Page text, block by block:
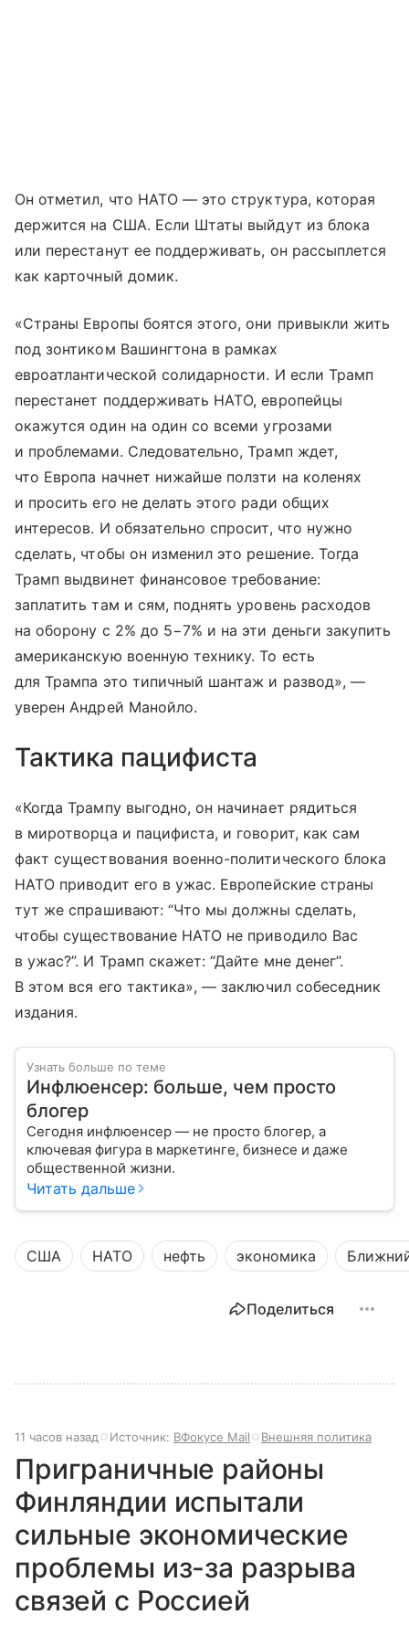
Он отметил, что НАТО — это структура, которая
держится на США. Если Штаты выйдут из блока
или перестанут ее поддерживать, он рассыплется
как карточный домик.
«Страны Европы боятся этого, они привыкли жить
под зонтиком Вашингтона в рамках
евроатлантической солидарности. И если Трамп
перестанет поддерживать НАТО, европейцы
окажутся один на один со всеми угрозами
и проблемами. Следовательно, Трамп ждет,
что Европа начнет нижайше ползти на коленях
и просить его не делать этого ради общих
интересов. И обязательно спросит, что нужно
сделать, чтобы он изменил это решение. Тогда
Трамп выдвинет финансовое требование:
заплатить там и сям, поднять уровень расходов
на оборону с 2% до 5−7% и на эти деньги закупить
американскую военную технику. То есть
для Трампа это типичный шантаж и развод», —
уверен Андрей Манойло.
Тактика пацифиста
«Когда Трампу выгодно, он начинает рядиться
в миротворца и пацифиста, и говорит, как сам
факт существования военно-политического блока
НАТО приводит его в ужас. Европейские страны
тут же спрашивают: “Что мы должны сделать,
чтобы существование НАТО не приводило Вас
в ужас?”. И Трамп скажет: “Дайте мне денег”.
В этом вся его тактика», — заключил собеседник
издания.
Узнать больше по теме
Инфлюенсер: больше, чем просто
блогер
Сегодня инфлюенсер — не просто блогер, а
ключевая фигура в маркетинге, бизнесе и даже
общественной жизни.
Читать дальше
США НАТО нефть экономика
Поделиться
11 часов назад Источник: ВФокусе Mail Внешняя политика
Приграничные районы
Финляндии испытали
сильные экономические
проблемы из-за разрыва
связей с Россией